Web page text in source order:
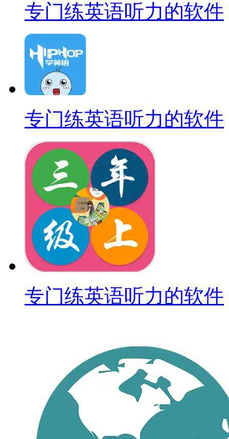
专门练英语听力的软件
专门练英语听力的软件
专门练英语听力的软件